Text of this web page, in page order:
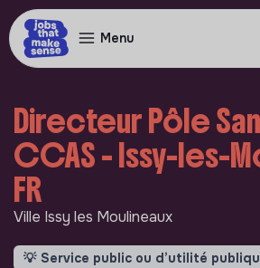
Menu
Directeur Pôle
CCAS - Issy-les-
FR
Ville Issy les Moulineaux
💡 Service public ou d’utilité